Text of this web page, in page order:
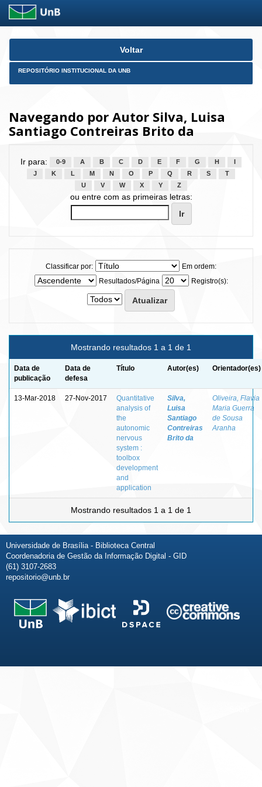
Skip
Voltar
REPOSITÓRIO INSTITUCIONAL DA UNB
Navegando por Autor Silva, Luisa
Santiago Contreiras Brito da
Ir para: 0-9 A B C D E F G H
J
K L M N O P Q R S
T
U
V W X Y Z
ou entre com as primeiras letras:
Classificar por:
Em ordem:
Resultados/Página
Registro(s):
Mostrando resultados 1 a 1 de 1
Data de
publicação
Data de
defesa
Título Autor(es) Orientador(es)
13-Mar-2018 27-Nov-2017
Quantitative
analysis of
the
autonomic
nervous
system :
toolbox
development
and
application
Silva,
Luisa
Santiago
Contreiras
Brito da
Oliveira, Flavia
Maria Guerra
de Sousa
Aranha
Mostrando resultados 1 a 1 de 1
Universidade de Brasília - Biblioteca Central
Coordenadoria de Gestão da Informação Digital - GID
(61) 3107-2683
repositorio@unb.br